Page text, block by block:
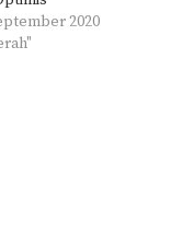
2020